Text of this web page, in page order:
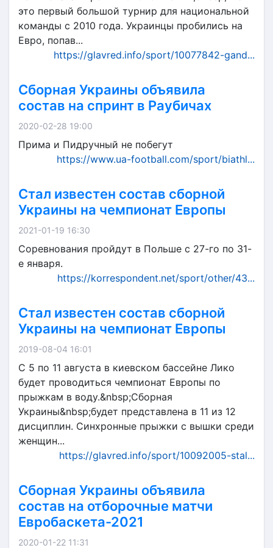
это первый большой турнир для национальной
команды с 2010 года. Украинцы пробились на
Евро, попав...
https://glavred.info/sport/10077842-gand...
Сборная Украины объявила
состав на спринт в Раубичах
2020-02-28 19:00
Прима и Пидручный не побегут
https://www.ua-football.com/sport/biathl...
Стал известен состав сборной
Украины на чемпионат Европы
2021-01-19 16:30
Соревнования пройдут в Польше с 27-го по 31-
е января.
https://korrespondent.net/sport/other/43...
Стал известен состав сборной
Украины на чемпионат Европы
2019-08-04 16:01
С 5 по 11 августа в киевском бассейне Лико
будет проводиться чемпионат Европы по
прыжкам в воду.&nbsp;Сборная
Украины&nbsp;будет представлена в 11 из 12
дисциплин. Синхронные прыжки с вышки среди
женщин...
https://glavred.info/sport/10092005-stal...
Сборная Украины объявила
состав на отборочные матчи
Евробаскета-2021
2020-01-22 11:31